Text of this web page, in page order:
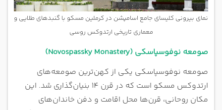
نمای بیرونی کلیسای جامع اسامپشن در کرملین مسکو با گنبدهای طلایی و
معماری تاریخی ارتدوکس روسی
صومعه نوفوسپاسکی (Novospassky Monastery)
صومعه نوفوسپاسکی یکی از کهن‌ترین صومعه‌های
ارتدوکس مسکو است که در قرن ۱۴ بنیان‌گذاری شد. این
مکان روحانی، قرن‌ها محل اقامت و دفن خاندان‌های